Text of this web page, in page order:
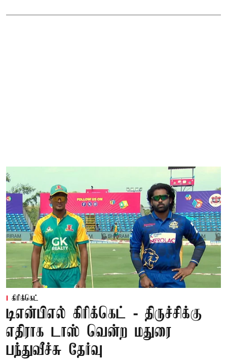
கிரிக்கெட்
டிஎன்பிஎல் கிரிக்கெட் - திருச்சிக்கு
எதிராக டாஸ் வென்ற மதுரை
பந்துவீச்சு தேர்வு